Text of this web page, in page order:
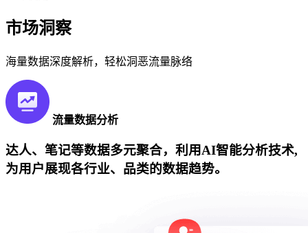
市场洞察
海量数据深度解析，轻松洞恶流量脉络
流量数据分析
达人、笔记等数据多元聚合，利用AI智能分析技术,
为用户展现各行业、品类的数据趋势。